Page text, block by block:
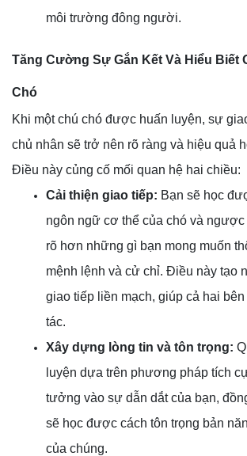
môi trường đông người.
Tăng Cường Sự Gắn Kết Và Hiểu Biết
Chó
Khi một chú chó được huấn luyện, sự
chủ nhân sẽ trở nên rõ ràng và hiệu quả
Điều này củng cố mối quan hệ hai chiều:
Cải thiện giao tiếp: Bạn sẽ học
ngôn ngữ cơ thể của chó và ngược
rõ hơn những gì bạn mong muốn
mệnh lệnh và cử chỉ. Điều này tạo
giao tiếp liền mạch, giúp cả hai
tác.
Xây dựng lòng tin và tôn trọng:
luyện dựa trên phương pháp tích
tưởng vào sự dẫn dắt của bạn,
sẽ học được cách tôn trọng bản
của chúng.